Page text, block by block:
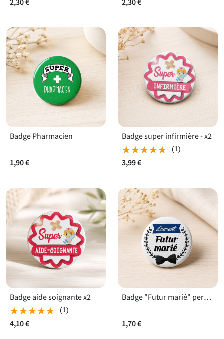
Badge Pharmacien
1,90 €
Badge super infirmière - x2
★★★★★
★★★★★ (1)
3,99 €
Badge aide soignante x2
★★★★★
★★★★★ (1)
4,10 €
Badge "Futur marié" personnalisé
1,70 €